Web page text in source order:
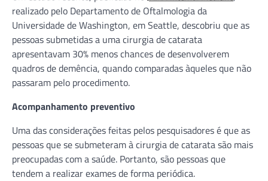
realizado pelo Departamento de Oftalmologia da
Universidade de Washington, em Seattle, descobriu que as
pessoas submetidas a uma cirurgia de catarata
apresentavam 30% menos chances de desenvolverem
quadros de demência, quando comparadas àqueles que não
passaram pelo procedimento.
Acompanhamento preventivo
Uma das considerações feitas pelos pesquisadores é que as
pessoas que se submeteram à cirurgia de catarata são mais
preocupadas com a saúde. Portanto, são pessoas que
tendem a realizar exames de forma periódica.